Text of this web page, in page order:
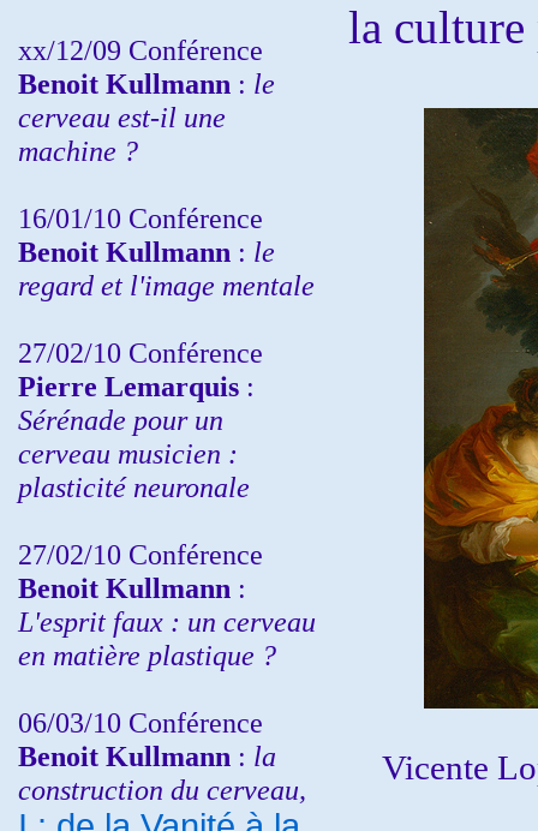
xx/12/09 Conférence
Benoit Kullmann : le
cerveau est-il une
machine ?
16/01/10 Conférence
Benoit Kullmann : le
regard et l'image mentale
27/02/10 Conférence
Pierre Lemarquis :
Sérénade pour un
cerveau musicien :
plasticité neuronale
27/02/10 Conférence
Benoit Kullmann :
L'esprit faux : un cerveau
en matière plastique ?
06/03/10 Conférence
Benoit Kullmann : la
construction du cerveau,
la culture
Vicente